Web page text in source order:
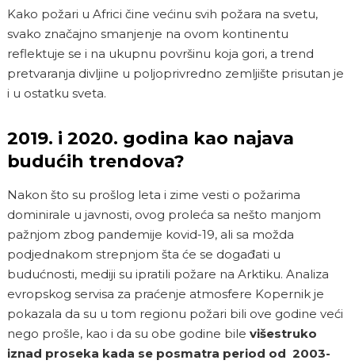
Kako požari u Africi čine većinu svih požara na svetu,
svako značajno smanjenje na ovom kontinentu
reflektuje se i na ukupnu površinu koja gori, a trend
pretvaranja divljine u poljoprivredno zemljište prisutan je
i u ostatku sveta.
2019. i 2020. godina kao najava
budućih trendova?
Nakon što su prošlog leta i zime vesti o požarima
dominirale u javnosti, ovog proleća sa nešto manjom
pažnjom zbog pandemije kovid-19, ali sa možda
podjednakom strepnjom šta će se događati u
budućnosti, mediji su ipratili požare na Arktiku. Analiza
evropskog servisa za praćenje atmosfere Kopernik je
pokazala da su u tom regionu požari bili ove godine veći
nego prošle, kao i da su obe godine bile višestruko
iznad proseka kada se posmatra period od 2003-